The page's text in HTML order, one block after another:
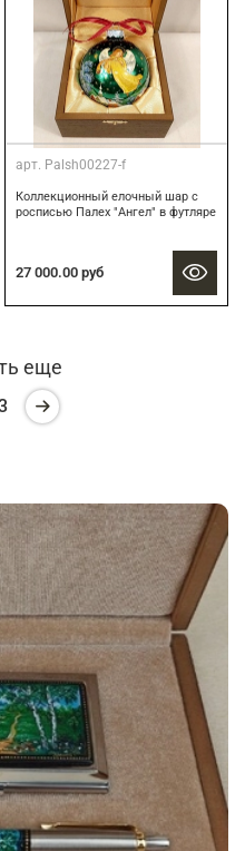
арт. Palsh00227-f
Коллекционный елочный шар с
росписью Палех "Ангел" в футляре
27 000.00 руб
еще